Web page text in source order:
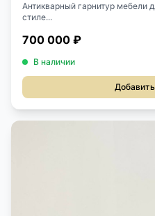
Антикварный гарнитур мебели
стиле...
700 000 ₽
В наличии